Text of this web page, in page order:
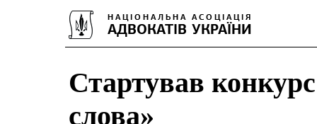
Стартував
слова»